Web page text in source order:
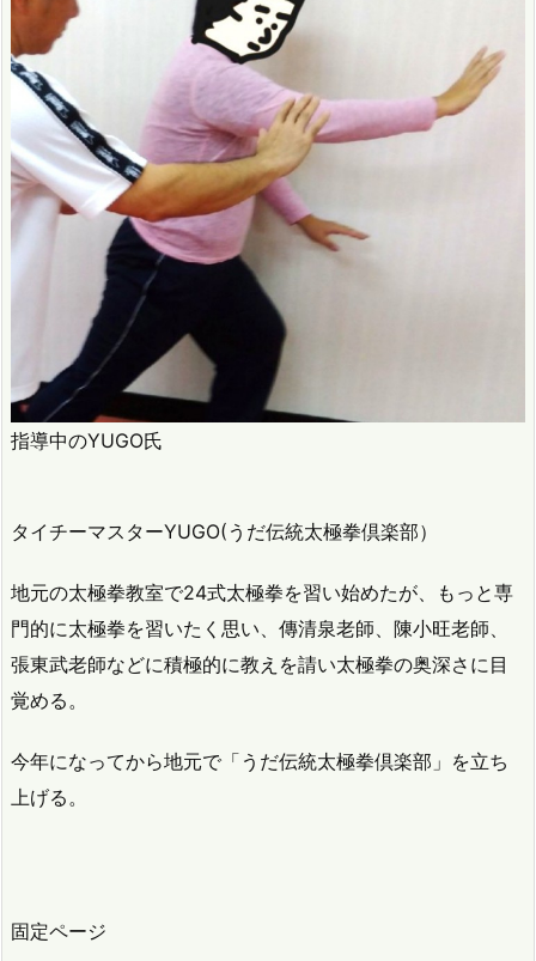
指導中のYUGO氏
タイチーマスターYUGO(うだ伝統太極拳倶楽部）
地元の太極拳教室で24式太極拳を習い始めたが、もっと専
門的に太極拳を習いたく思い、傳清泉老師、陳小旺老師、
張東武老師などに積極的に教えを請い太極拳の奥深さに目
覚める。
今年になってから地元で「うだ伝統太極拳倶楽部」を立ち
上げる。
固定ページ